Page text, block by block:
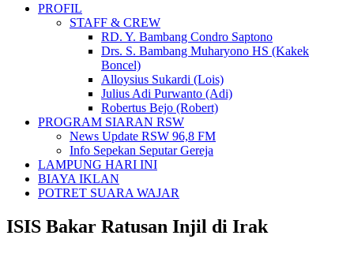
PROFIL
STAFF & CREW
RD. Y. Bambang Condro Saptono
Drs. S. Bambang Muharyono HS (Kakek
Boncel)
Alloysius Sukardi (Lois)
Julius Adi Purwanto (Adi)
Robertus Bejo (Robert)
PROGRAM SIARAN RSW
News Update RSW 96,8 FM
Info Sepekan Seputar Gereja
LAMPUNG HARI INI
BIAYA IKLAN
POTRET SUARA WAJAR
ISIS Bakar Ratusan Injil di Irak